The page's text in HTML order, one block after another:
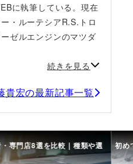
に執筆している。現在
・ルーテシアR.S.トロ
ゼルエンジンのマツダ
続きを見る
貴宏の最新記事一覧
専門店8選を比較｜種類や選 初め